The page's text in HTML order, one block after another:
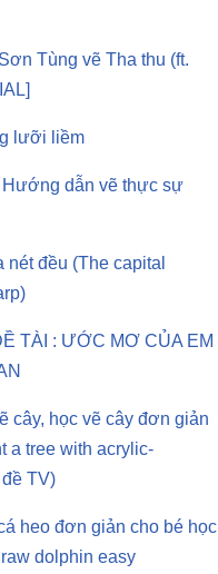
Tùng vẽ Tha thu (ft.
lưỡi liềm
Hướng dẫn vẽ thực sự
nét đều (The capital
TÀI : ƯỚC MƠ CỦA EM
cây, học vẽ cây đơn giản
a tree with acrylic-
TV)
heo đơn giản cho bé học
dolphin easy